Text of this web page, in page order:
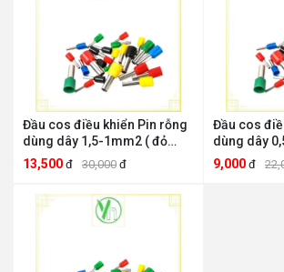
Đầu cos điều khiển Pin rỗng
dùng dây 1,5-1mm2 ( đỏ
vàng, xanh) TE 1508 CHINA
TE 1508
13,500 đ 30,000 đ
Đầu cos
dùng dây
vàng, xanh)
TE 1008
9,000 đ